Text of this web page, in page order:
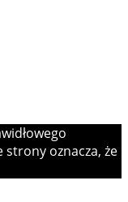
strony oznacza, że